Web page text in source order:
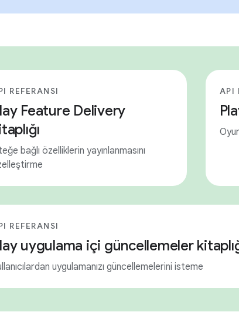
REFERANSI
Feature Delivery
bağlı özelliklerin yayınlanmasını
API
REFERANSI
uygulama içi güncellemeler
uygulamanızı güncellemelerini isteme